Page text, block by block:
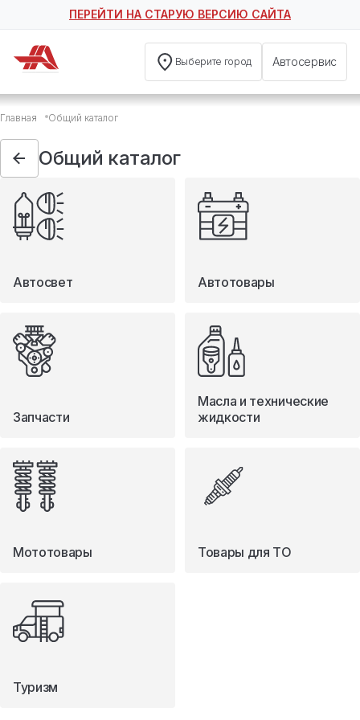
ПЕРЕЙТИ НА СТАРУЮ ВЕРСИЮ САЙТА
Выберите город Автосервис
Общий каталог
Автосвет
Автотовары
Запчасти
Масла и технические жидкости
Мототовары
Туризм
Главная Общий каталог
Общий каталог
Автосвет Автотовары
Запчасти
Масла и технические
жидкости
Мототовары Товары для ТО
Туризм